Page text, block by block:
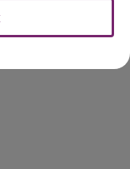
la Gironde